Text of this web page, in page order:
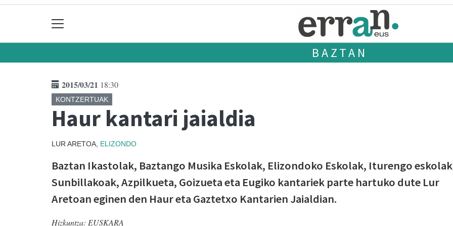
BAZTAN
2015/03/21 18:30
KONTZERTUAK
Haur kantari jaialdia
LUR ARETOA, ELIZONDO
Baztan Ikastolak, Baztango Musika Eskolak, Elizondoko Eskolak, Iturengo
Sunbillakoak, Azpilkueta, Goizueta eta Eugiko kantariek parte hartuko dute Lur
Aretoan eginen den Haur eta Gaztetxo Kantarien Jaialdian.
Hizkuntza: EUSKARA